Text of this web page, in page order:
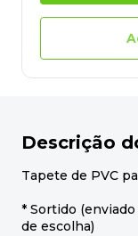
Descrição
Tapete de PVC
* Sortido
de escolha)